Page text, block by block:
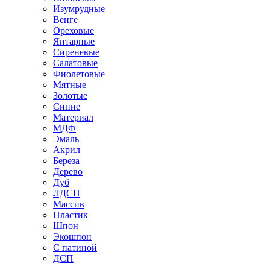
Изумрудные
Венге
Ореховые
Янтарные
Сиреневые
Салатовые
Фиолетовые
Мятные
Золотые
Синие
Материал
МДФ
Эмаль
Акрил
Береза
Дерево
Дуб
ЛДСП
Массив
Пластик
Шпон
Экошпон
С патиной
ДСП